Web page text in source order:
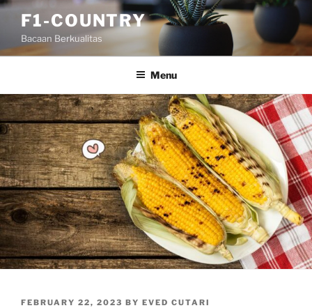
Skip
content
F1-COUNTRY
Bacaan Berkualitas
Menu
POSTED
FEBRUARY 22, 2023 BY EVED CUTARI